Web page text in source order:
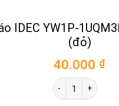
IDEC YW1P-
(đỏ)
40.000 ₫
Đèn báo IDEC